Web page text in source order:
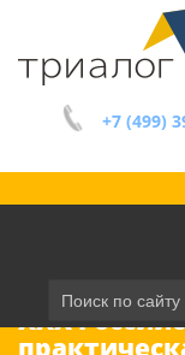
+7 (499)
XXX